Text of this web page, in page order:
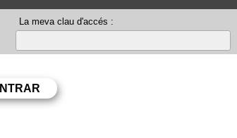
La meva clau d'accés :